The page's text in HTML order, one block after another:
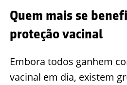
Quem mais se
proteção vacinal
Embora todos ganhem
vacinal em dia, existem